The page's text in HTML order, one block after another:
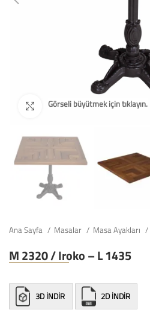
Ana Sayfa Masalar Masa Ayakları
M 2320 / Iroko – L 1435
3D İNDİR 2D İNDİR